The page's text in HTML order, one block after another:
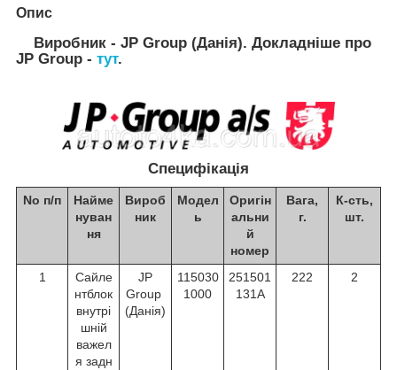
Опис
Виробник - JP Group (Данія). Докладніше про
JP Group - тут.
No п/п
Найме
нуван
ня
Вироб
ник
Модел
ь
Оригін
альни
й
номер
Вага,
г.
К-сть,
шт.
Специфікація
1
Сайле
нтблок
внутрі
шній
важел
я задн
JP
Group
(Данія)
115030
1000
251501
131A
222 2